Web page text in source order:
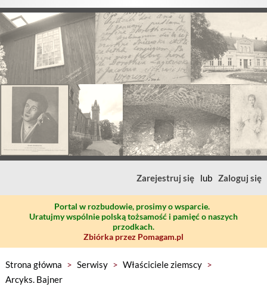
Zarejestruj się lub Zaloguj się
Portal w rozbudowie, prosimy o wsparcie.
Uratujmy wspólnie polską tożsamość i pamięć o naszych
przodkach.
Zbiórka przez Pomagam.pl
Strona główna > Serwisy > Właściciele ziemscy >
Arcyks. Bajner